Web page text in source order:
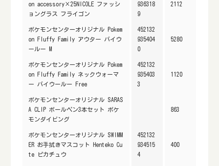
on accessory×25NICOLE ファッシ
ョングラス フライゴン
936318
9
2112
ポケモンセンターオリジナル Pokem
on Fluffy Family アウター バイウ
ールー M
452132
935404
0
5280
ポケモンセンターオリジナル Pokem
on Fluffy Family ネックウォーマ
ー バイウールー Free
452132
935403
3
1120
ポケモンセンターオリジナル SARAS
A CLIP ボールペン3本セット ポケ
モンダイビング
863
ポケモンセンターオリジナル SWIMM
ER お手拭きマスコット Henteko Cu
te ピカチュウ
452132
934515
4
400